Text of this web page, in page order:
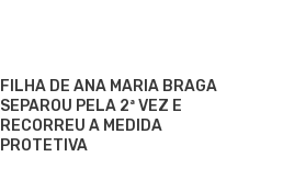
FILHA DE ANA MARIA BRAGA
SEPAROU PELA 2ª VEZ E
RECORREU A MEDIDA
PROTETIVA